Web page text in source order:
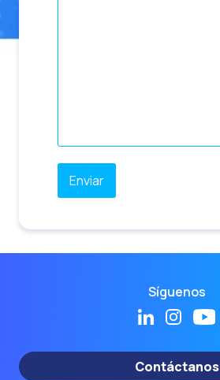
Síguenos
Contáctanos